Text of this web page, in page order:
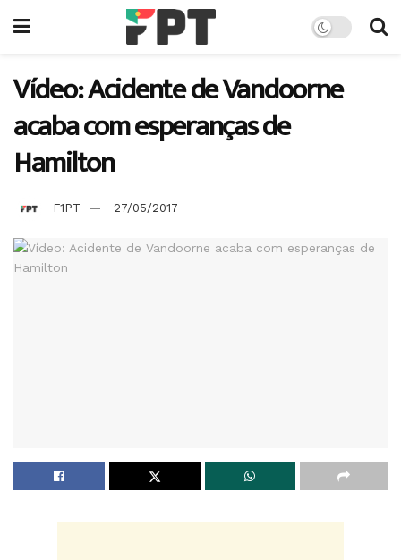
Vídeo: Acidente de Vandoorne
acaba com esperanças de
Hamilton
F1PT 27/05/2017